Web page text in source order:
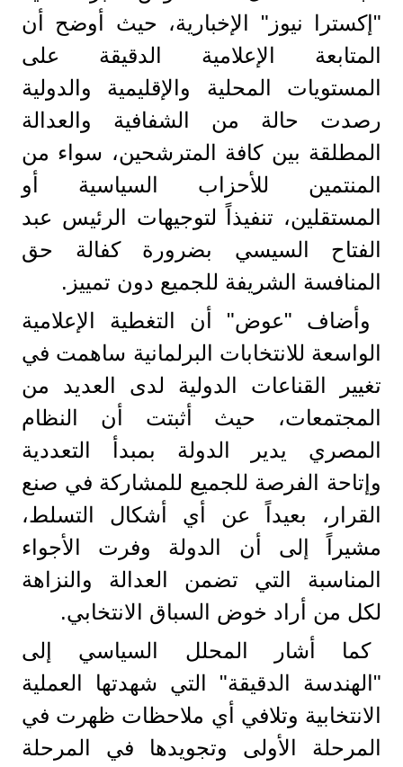
"إكسترا نيوز" الإخبارية، حيث أوضح أن
المتابعة الإعلامية الدقيقة على
المستويات المحلية والإقليمية والدولية
رصدت حالة من الشفافية والعدالة
المطلقة بين كافة المترشحين، سواء من
المنتمين للأحزاب السياسية أو
المستقلين، تنفيذاً لتوجيهات الرئيس عبد
الفتاح السيسي بضرورة كفالة حق
المنافسة الشريفة للجميع دون تمييز.
​وأضاف "عوض" أن التغطية الإعلامية
الواسعة للانتخابات البرلمانية ساهمت في
تغيير القناعات الدولية لدى العديد من
المجتمعات، حيث أثبتت أن النظام
المصري يدير الدولة بمبدأ التعددية
وإتاحة الفرصة للجميع للمشاركة في صنع
القرار، بعيداً عن أي أشكال التسلط،
مشيراً إلى أن الدولة وفرت الأجواء
المناسبة التي تضمن العدالة والنزاهة
لكل من أراد خوض السباق الانتخابي.
​كما أشار المحلل السياسي إلى
"الهندسة الدقيقة" التي شهدتها العملية
الانتخابية وتلافي أي ملاحظات ظهرت في
المرحلة الأولى وتجويدها في المرحلة